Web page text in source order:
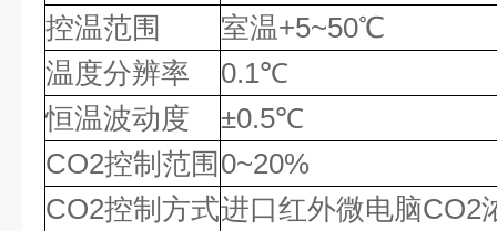
控温范围
室温+5~50℃
温度分辨率
0.1℃
恒温波动度
±0.5℃
CO2控制范围 0~20%
CO2控制方式进口红外微电脑CO2